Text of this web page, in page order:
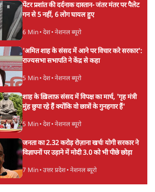
पेंटर प्रशांत की दर्दनाक दास्तान- जंतर मंतर पर पैलेट
गन से 5 नहीं, 6 लोग घायल हुए
6 Min• देश• नेशनल ब्यूरो
'अमित शाह के संसद में आने पर विचार करे सरकार':
राज्यसभा सभापति ने केंद्र से कहा
5 Min• देश• नेशनल ब्यूरो
शाह के ख़िलाफ़ संसद में विपक्ष का मार्च, 'गृह मंत्री
मुंह छुपा रहे हैं क्योंकि वो छात्रों के गुनहगार हैं'
5 Min• देश• नेशनल ब्यूरो
जनता का 2.32 करोड़ रोज़ाना खर्चः योगी सरकार ने
विज्ञापनों पर उड़ाने में मोदी 3.0 को भी पीछे छोड़ा
7 Min• उत्तर प्रदेश• नेशनल ब्यूरो